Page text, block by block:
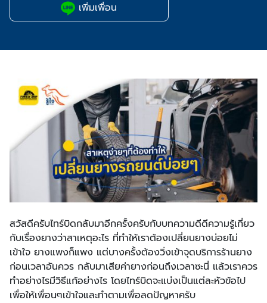
เพิ่มเพื่อน
สวัสดีครับไทร์บิดกลับมาอีกครั้งครับกับบทความดีดีความรู้เกี่ยว
กับเรื่องยางว่าสาเหตุอะไร ที่ทำให้เราต้องเปลี่ยนยางบ่อยไม่
เข้าใจ ยางแพงก็แพง แต่บางครั้งต้องวิ่งเข้าจุดบริการร้านยาง
ก่อนเวลาอันควร กลับมาเสียค่ายางก่อนถึงเวลาซะนี่ แล้วเราควร
ทำอย่างไรมีวิธีแก้อย่างไร โดยไทร์บิดจะแบ่งเป็นแต่ละหัวข้อไป
เพื่อให้เพื่อนๆเข้าใจและทำตามเพื่อลดปัญหาครับ